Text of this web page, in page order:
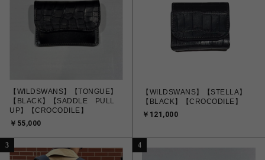
【WILDSWANS】【TONGUE】
【BLACK】【SADDLE PULL
UP】【CROCODILE】
￥55,000
【WILDSWANS】【STELLA】
【BLACK】【CROCODILE】
￥121,000
3 4